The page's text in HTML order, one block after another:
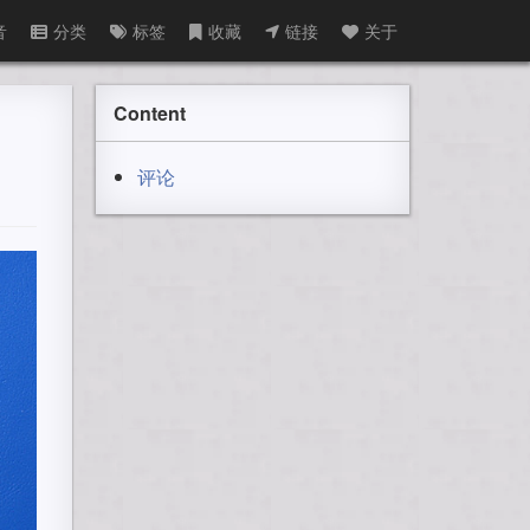
分类 标签 收藏 链接 关于
Content
评论